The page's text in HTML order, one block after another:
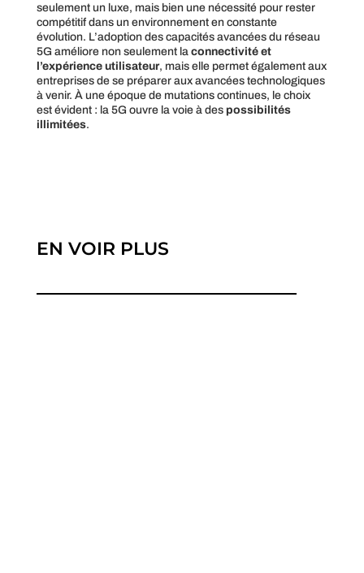
seulement un luxe, mais bien une nécessité pour rester
compétitif dans un environnement en constante
évolution. L’adoption des capacités avancées du réseau
5G améliore non seulement la connectivité et
l’expérience utilisateur, mais elle permet également aux
entreprises de se préparer aux avancées technologiques
à venir. À une époque de mutations continues, le choix
est évident : la 5G ouvre la voie à des possibilités
illimitées.
EN VOIR PLUS